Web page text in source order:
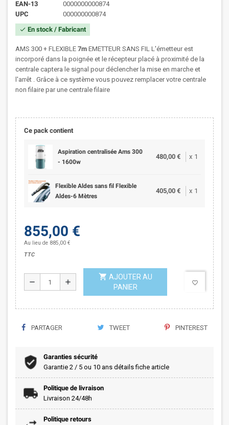
EAN-13
0000000000874
UPC
000000000874
check En stock / Fabricant
AMS 300 + FLEXIBLE 7m EMETTEUR SANS FIL L'émetteur est
incorporé dans la poignée et le récepteur placé à proximité de la
centrale captera le signal pour déclencher la mise en marche et
l'arrêt . Grâce à ce système vous pouvez remplacer votre centrale
non filaire par une centrale filaire
Ce pack contient
Aspiration centralisée Ams 300
- 1600w
480,00 € x 1
Flexible Aldes sans fil Flexible
Aldes-6 Mètres
405,00 € x 1
855,00 €
Au lieu de 885,00 €
TTC
remove add
shopping_cart AJOUTER AU
PANIER
favorite_border
PARTAGER TWEET PINTEREST
Garanties sécurité
Garantie 2 / 5 ou 10 ans détails fiche article
Politique de livraison
Livraison 24/48h
Politique retours